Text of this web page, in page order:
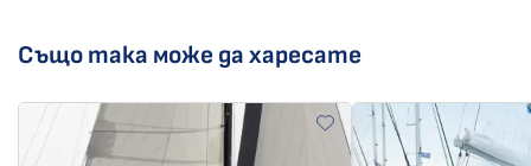
Също така може да харесате